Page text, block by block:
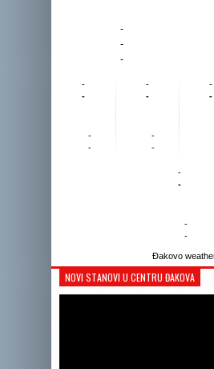
-
-
-
-
-
-
-
-
-
-
-
-
-
-
-
-
-
Đakovo
NOVI STANOVI U CENTRU ĐAKOVA